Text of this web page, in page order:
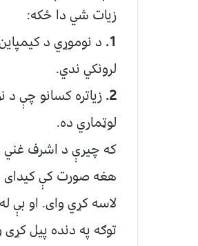
زیات شي دا ځکه:
1. د نوموړي د
لرونکي ندي.
2. زیاتره کسانو چې د
لوټماري ده.
که چیرې د اشرف غني
هغه صورت کې کیدای
لاسه کړي وای. او بې
توګه په دنده پیل کړی